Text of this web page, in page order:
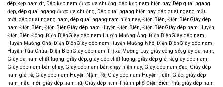
dép kẹp nam dr, Dép kẹp nam được ưa chuộng, dép kẹp nam hiện nay, Dép quai ngang
đẹp, dép quai ngang được ưa chuộng, Dép quai ngang hiện nay, dép quai ngang mẫu
mới, dép quai ngang nam, dép quai ngang nam hiện nay, Điện Biên, Điện BiênGiày dép
nam Điện Biên, Điện BiênGiày dép nam Huyện Điện Biên, Điện BiênGiày dép nam Huyện
Điện Biên Đông, Điện BiênGiày dép nam Huyện Mường Ẳng, Điện BiênGiày dép nam
Huyện Mường Chà, Điện BiênGiày dép nam Huyện Mường Nhé, Điện BiênGiày dép nam
Huyện Tủa Chùa, Điện BiênGiày dép nam Thị xã Mường Lay, giày công sở, giày da nam,
Giày da nam chất lượng, giầy dép, giày dép chất lượng, giầy dép giá rẻ, giày dép nam,
Giày dép nam bán chạy, Giày dép nam bán chạy hiện nay, Giày dép nam đẹp, Giày dép
nam giá rẻ, Giày dép nam Huyện Nậm Pồ, Giày dép nam Huyện Tuần Giáo, giày dép
nam mẫu mới, giày dép nam nữ, Giày dép nam Thành phố Điện Biên Phủ, giày dép nam